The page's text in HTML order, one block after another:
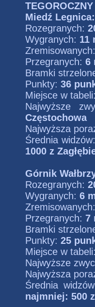
Miedź Legnica:
Rozegranych:
Wygranych: 11
Przegranych: 6
Bramki
Punkty: 36
Miejsce w
Najwyższe
Częstochowa
Najwyższa
Średnia
1000 z
Górnik
Rozegranych:
Wygranych: 6
Przegranych: 7
Bramki
Punkty: 25
Miejsce w
Najwyższe
Najwyższa
Średnia
najmniej: 500